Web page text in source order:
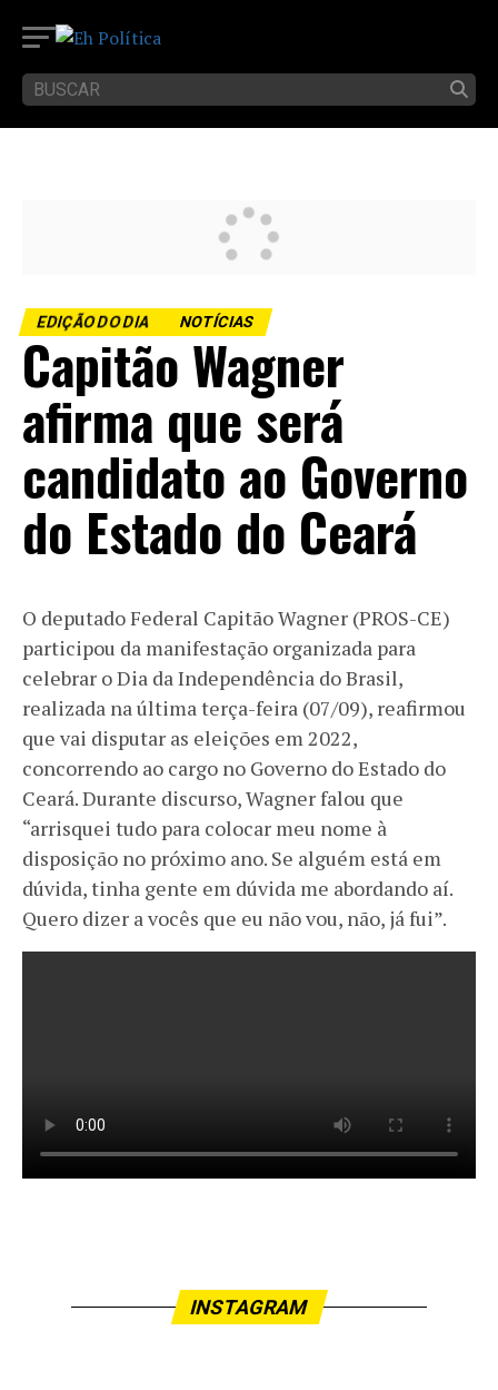
EDIÇÃO DO DIA NOTÍCIAS
Capitão Wagner
afirma que será
candidato ao Governo
do Estado do Ceará
O deputado Federal Capitão Wagner (PROS-CE)
participou da manifestação organizada para
celebrar o Dia da Independência do Brasil,
realizada na última terça-feira (07/09), reafirmou
que vai disputar as eleições em 2022,
concorrendo ao cargo no Governo do Estado do
Ceará. Durante discurso, Wagner falou que
“arrisquei tudo para colocar meu nome à
disposição no próximo ano. Se alguém está em
dúvida, tinha gente em dúvida me abordando aí.
Quero dizer a vocês que eu não vou, não, já fui”.
INSTAGRAM